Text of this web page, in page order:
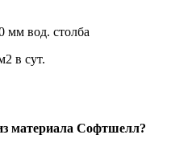
мм вод. столба
в сут.
материала Софтшелл?